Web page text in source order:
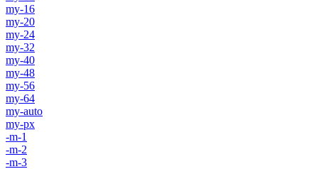
my-16
my-20
my-24
my-32
my-40
my-48
my-56
my-64
my-auto
my-px
-m-1
-m-2
-m-3